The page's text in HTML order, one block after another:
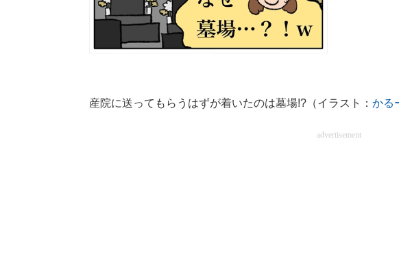
産院に送ってもらうはずが着いたのは墓場!?（イラスト： かる
advertisement